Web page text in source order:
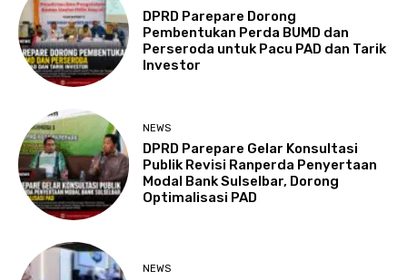
DPRD Parepare Dorong
Pembentukan Perda BUMD dan
Perseroda untuk Pacu PAD dan Tarik
Investor
NEWS
DPRD Parepare Gelar Konsultasi
Publik Revisi Ranperda Penyertaan
Modal Bank Sulselbar, Dorong
Optimalisasi PAD
NEWS